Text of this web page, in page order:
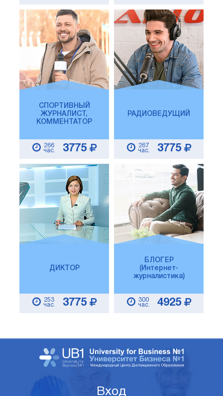
СПОРТИВНЫЙ
ЖУРНАЛИСТ,
КОММЕНТАТОР
266
час.
3775
РАДИОВЕДУЩИЙ
267
час.
3775
ДИКТОР
253
час.
3775
БЛОГЕР
(Интернет-
журналистика)
300
час.
4925
Вход